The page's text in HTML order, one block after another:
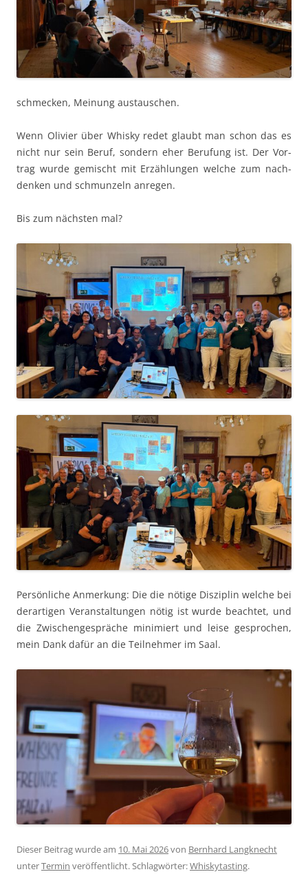
schmeck­en, Mei­n­ung austauschen.
Wenn Olivi­er über Whisky redet glaubt man schon das es
nicht nur sein Beruf, son­dern eher Beru­fung ist. Der Vor­
trag wurde gemis­cht mit Erzäh­lun­gen welche zum nach­
denken und schmun­zeln anregen.
Bis zum näch­sten mal?
Per­sön­liche Anmerkung: Die die nötige Diszi­plin welche bei
der­ar­ti­gen Ver­anstal­tun­gen nötig ist wurde beachtet, und
die Zwis­chenge­spräche min­imiert und leise gesprochen,
mein Dank dafür an die Teil­nehmer im Saal.
Dieser Beitrag wurde am 10. Mai 2026von Bernhard Langknecht
unterTermin veröffentlicht. Schlagwörter:Whiskytasting.